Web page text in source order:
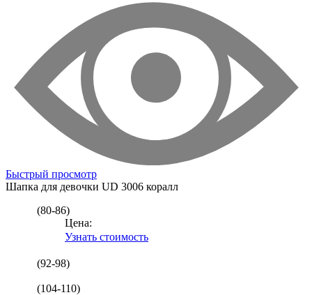
Быстрый просмотр
Шапка для девочки UD 3006 коралл
(80-86)
Цена:
Узнать стоимость
(92-98)
(104-110)